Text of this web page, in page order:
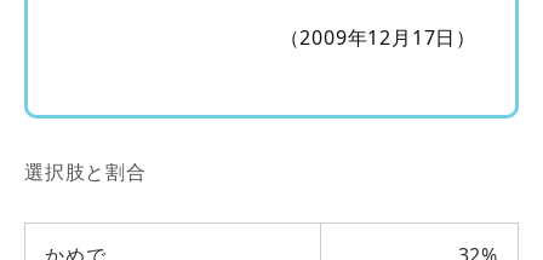
（2009年12月17日）
選択肢と割合